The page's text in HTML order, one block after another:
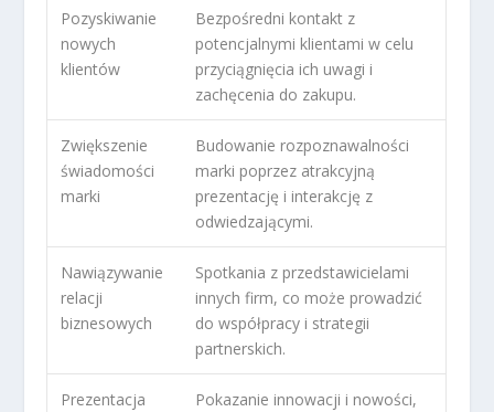
Pozyskiwanie
nowych
klientów
Bezpośredni kontakt z
potencjalnymi klientami w celu
przyciągnięcia ich uwagi i
zachęcenia do zakupu.
Zwiększenie
świadomości
marki
Budowanie rozpoznawalności
marki poprzez atrakcyjną
prezentację i interakcję z
odwiedzającymi.
Nawiązywanie
relacji
biznesowych
Spotkania z przedstawicielami
innych firm, co może prowadzić
do współpracy i strategii
partnerskich.
Prezentacja
Pokazanie innowacji i nowości,